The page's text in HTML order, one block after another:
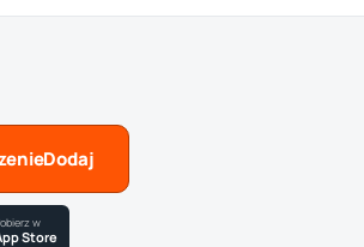
w
Store